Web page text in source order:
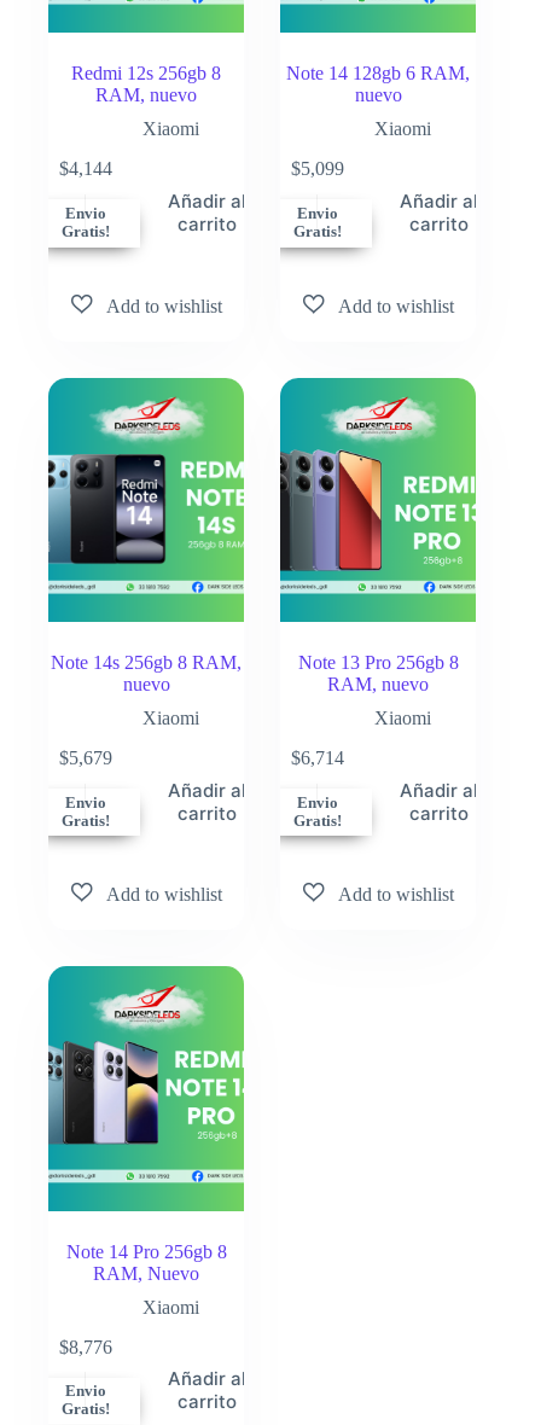
Redmi 12s 256gb 8
RAM, nuevo
Xiaomi
$4,144
Envio
Gratis!
Añadir al
carrito
Note 14 128gb 6 RAM,
nuevo
Xiaomi
$5,099
Envio
Gratis!
Añadir al
carrito
Note 14s 256gb 8 RAM,
nuevo
Xiaomi
$5,679
Envio
Gratis!
Añadir al
carrito
Note 13 Pro 256gb 8
RAM, nuevo
Xiaomi
$6,714
Envio
Gratis!
Añadir al
carrito
Note 14 Pro 256gb 8
RAM, Nuevo
Xiaomi
$8,776
Envio
Gratis!
Añadir al
carrito